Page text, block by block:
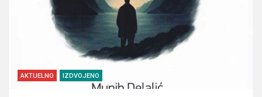
AKTUELNO IZDVOJENO